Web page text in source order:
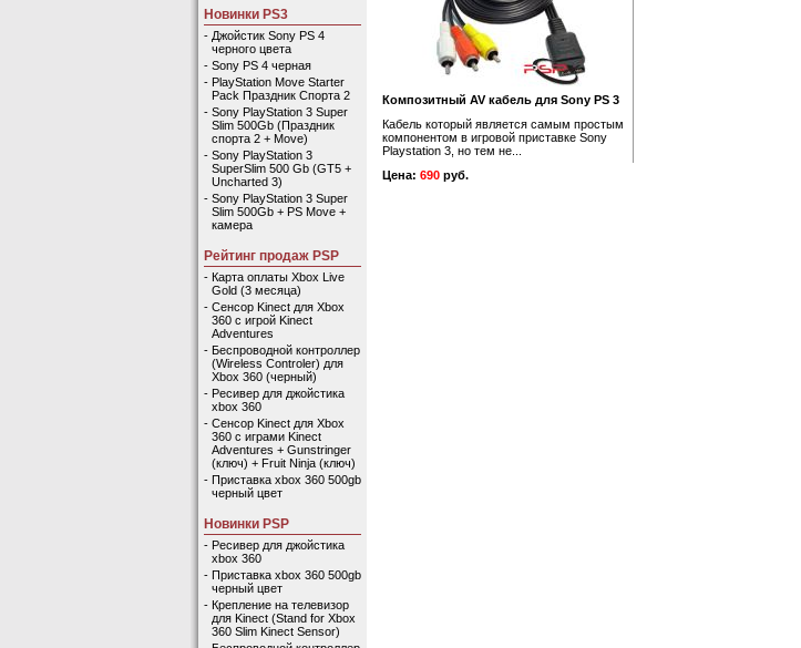
Новинки PS3
- Джойстик Sony PS 4
черного цвета
- Sony PS 4 черная
- PlayStation Move Starter
Pack Праздник Спорта 2
- Sony PlayStation 3 Super
Slim 500Gb (Праздник
спорта 2 + Move)
- Sony PlayStation 3
SuperSlim 500 Gb (GT5 +
Uncharted 3)
- Sony PlayStation 3 Super
Slim 500Gb + PS Move +
камера
Рейтинг продаж PSP
- Карта оплаты Xbox Live
Gold (3 месяца)
- Сенсор Kinect для Xbox
360 с игрой Kinect
Adventures
- Беспроводной контроллер
(Wireless Controler) для
Xbox 360 (черный)
- Ресивер для джойстика
xbox 360
- Сенсор Kinect для Xbox
360 с играми Kinect
Adventures + Gunstringer
(ключ) + Fruit Ninja (ключ)
- Приставка xbox 360 500gb
черный цвет
Новинки PSP
- Ресивер для джойстика
xbox 360
- Приставка xbox 360 500gb
черный цвет
- Крепление на телевизор
для Kinect (Stand for Xbox
360 Slim Kinect Sensor)
Композитный AV кабель для Sony PS 3
Кабель который является самым простым
компонентом в игровой приставке Sony
Playstation 3, но тем не...
Цена: 690 руб.